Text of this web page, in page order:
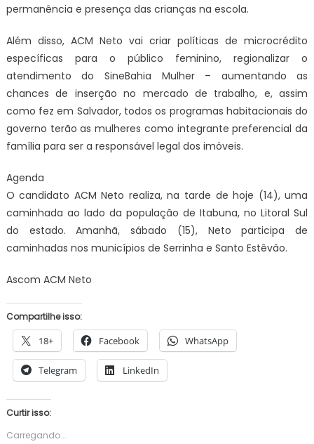
permanência e presença das crianças na escola.
Além disso, ACM Neto vai criar políticas de microcrédito
específicas para o público feminino, regionalizar o
atendimento do SineBahia Mulher – aumentando as
chances de inserção no mercado de trabalho, e, assim
como fez em Salvador, todos os programas habitacionais do
governo terão as mulheres como integrante preferencial da
família para ser a responsável legal dos imóveis.
Agenda
O candidato ACM Neto realiza, na tarde de hoje (14), uma
caminhada ao lado da população de Itabuna, no Litoral Sul
do estado. Amanhã, sábado (15), Neto participa de
caminhadas nos municípios de Serrinha e Santo Estêvão.
Ascom ACM Neto
Compartilhe isso:
18+ Facebook WhatsApp
Telegram LinkedIn
Curtir isso:
Carregando...